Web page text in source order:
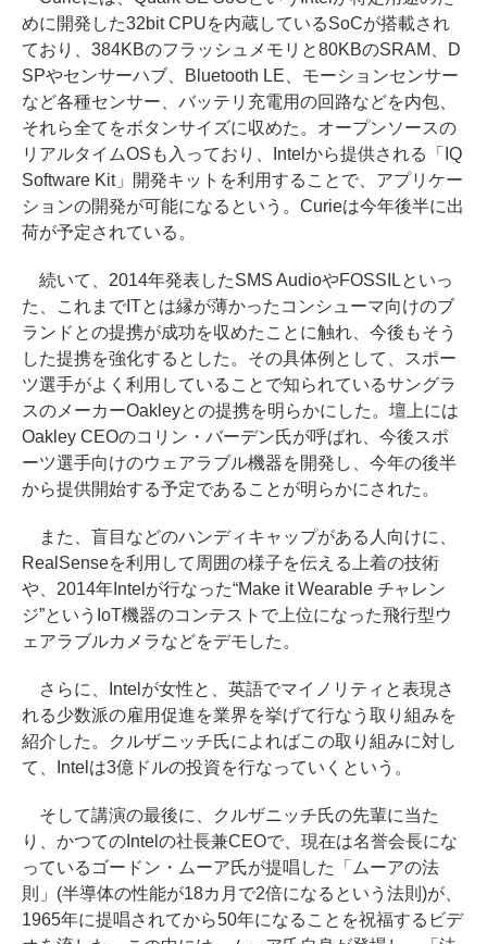
めに開発した32bit CPUを内蔵しているSoCが搭載され
ており、384KBのフラッシュメモリと80KBのSRAM、D
SPやセンサーハブ、Bluetooth LE、モーションセンサー
など各種センサー、バッテリ充電用の回路などを内包、
それら全てをボタンサイズに収めた。オープンソースの
リアルタイムOSも入っており、Intelから提供される「IQ
Software Kit」開発キットを利用することで、アプリケー
ションの開発が可能になるという。Curieは今年後半に出
荷が予定されている。
続いて、2014年発表したSMS AudioやFOSSILといっ
た、これまでITとは縁が薄かったコンシューマ向けのブ
ランドとの提携が成功を収めたことに触れ、今後もそう
した提携を強化するとした。その具体例として、スポー
ツ選手がよく利用していることで知られているサングラ
スのメーカーOakleyとの提携を明らかにした。壇上には
Oakley CEOのコリン・バーデン氏が呼ばれ、今後スポ
ーツ選手向けのウェアラブル機器を開発し、今年の後半
から提供開始する予定であることが明らかにされた。
また、盲目などのハンディキャップがある人向けに、
RealSenseを利用して周囲の様子を伝える上着の技術
や、2014年Intelが行なった“Make it Wearable チャレン
ジ”というIoT機器のコンテストで上位になった飛行型ウ
ェアラブルカメラなどをデモした。
さらに、Intelが女性と、英語でマイノリティと表現さ
れる少数派の雇用促進を業界を挙げて行なう取り組みを
紹介した。クルザニッチ氏によればこの取り組みに対し
て、Intelは3億ドルの投資を行なっていくという。
そして講演の最後に、クルザニッチ氏の先輩に当た
り、かつてのIntelの社長兼CEOで、現在は名誉会長にな
っているゴードン・ムーア氏が提唱した「ムーアの法
則」(半導体の性能が18カ月で2倍になるという法則)が、
1965年に提唱されてから50年になることを祝福するビデ